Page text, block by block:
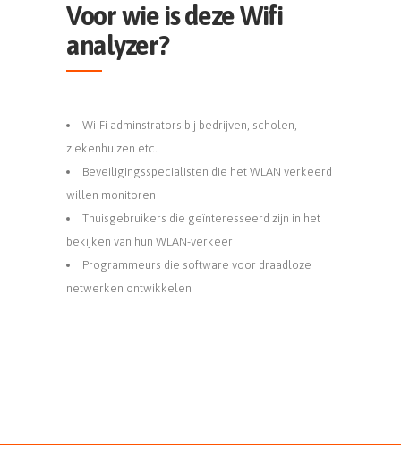
Voor wie is deze Wifi
analyzer?
Wi-Fi adminstrators bij bedrijven, scholen,
ziekenhuizen etc.
Beveiligingsspecialisten die het WLAN verkeerd
willen monitoren
Thuisgebruikers die geïnteresseerd zijn in het
bekijken van hun WLAN-verkeer
Programmeurs die software voor draadloze
netwerken ontwikkelen